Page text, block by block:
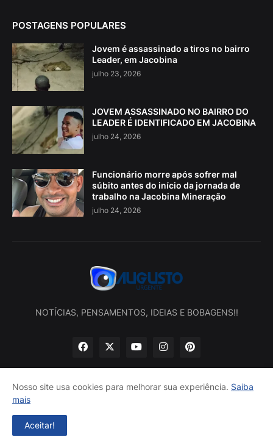
POSTAGENS POPULARES
Jovem é assassinado a tiros no bairro
Leader, em Jacobina
julho 23, 2026
JOVEM ASSASSINADO NO BAIRRO DO
LEADER É IDENTIFICADO EM JACOBINA
julho 24, 2026
Funcionário morre após sofrer mal
súbito antes do início da jornada de
trabalho na Jacobina Mineração
julho 24, 2026
NOTÍCIAS, PENSAMENTOS, IDEIAS E BOBAGENS!!
Início
Nosso site usa cookies para melhorar sua experiência. Saiba
mais
Aceitar!